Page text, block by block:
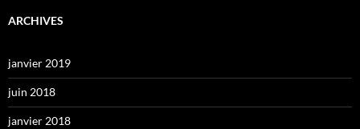
ARCHIVES
janvier 2019
juin 2018
janvier 2018